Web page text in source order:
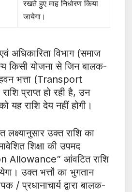
रखते हुए माह निर्धारण किया
जायेगा।
अधिकारिता विभाग (समाज
किसी योजना से जिन बालक-
भत्ता (Transport
प्राप्त हो रही है, उन
यह राशि देय नहीं होगी।
उक्त राशि का
शिक्षा की उपमद
Allowance” आंवटित राशि
उक्त भत्तों का भुगतान
/ प्रधानाचार्य द्वारा बालक-